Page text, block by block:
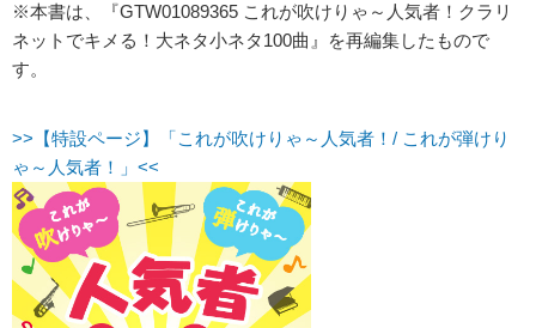
※本書は、『GTW01089365 これが吹けりゃ～人気者！クラリ
ネットでキメる！大ネタ小ネタ100曲』を再編集したもので
す。
>>【特設ページ】「これが吹けりゃ～人気者！/ これが弾けり
ゃ～人気者！」<<